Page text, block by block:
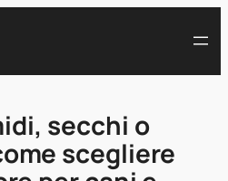
secchi o
scegliere